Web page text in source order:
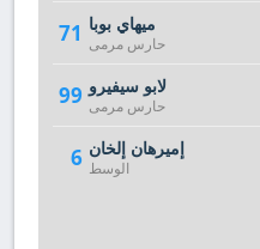
71 ميهاي بوبا
حارس مرمى
99 لابو سيفيرو
حارس مرمى
6 إميرهان إلخان
الوسط